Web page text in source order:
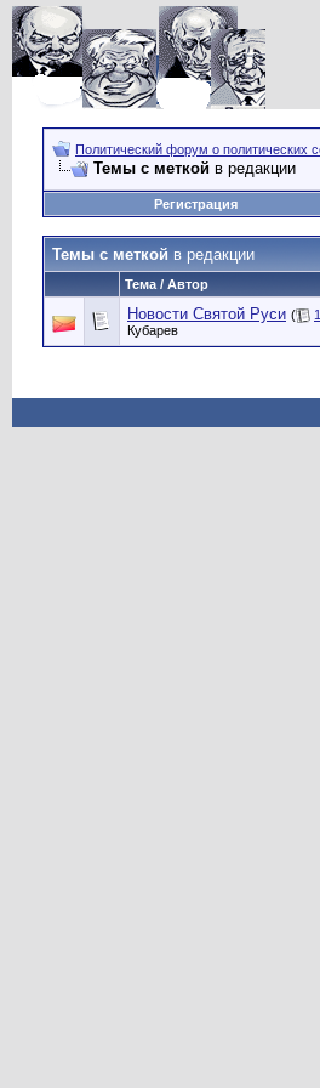
Политический форум о политических
Темы с меткой в редакции
Регистрация
Темы с меткой в редакции
Тема / Автор
Новости Святой Руси ( 1
Кубарев